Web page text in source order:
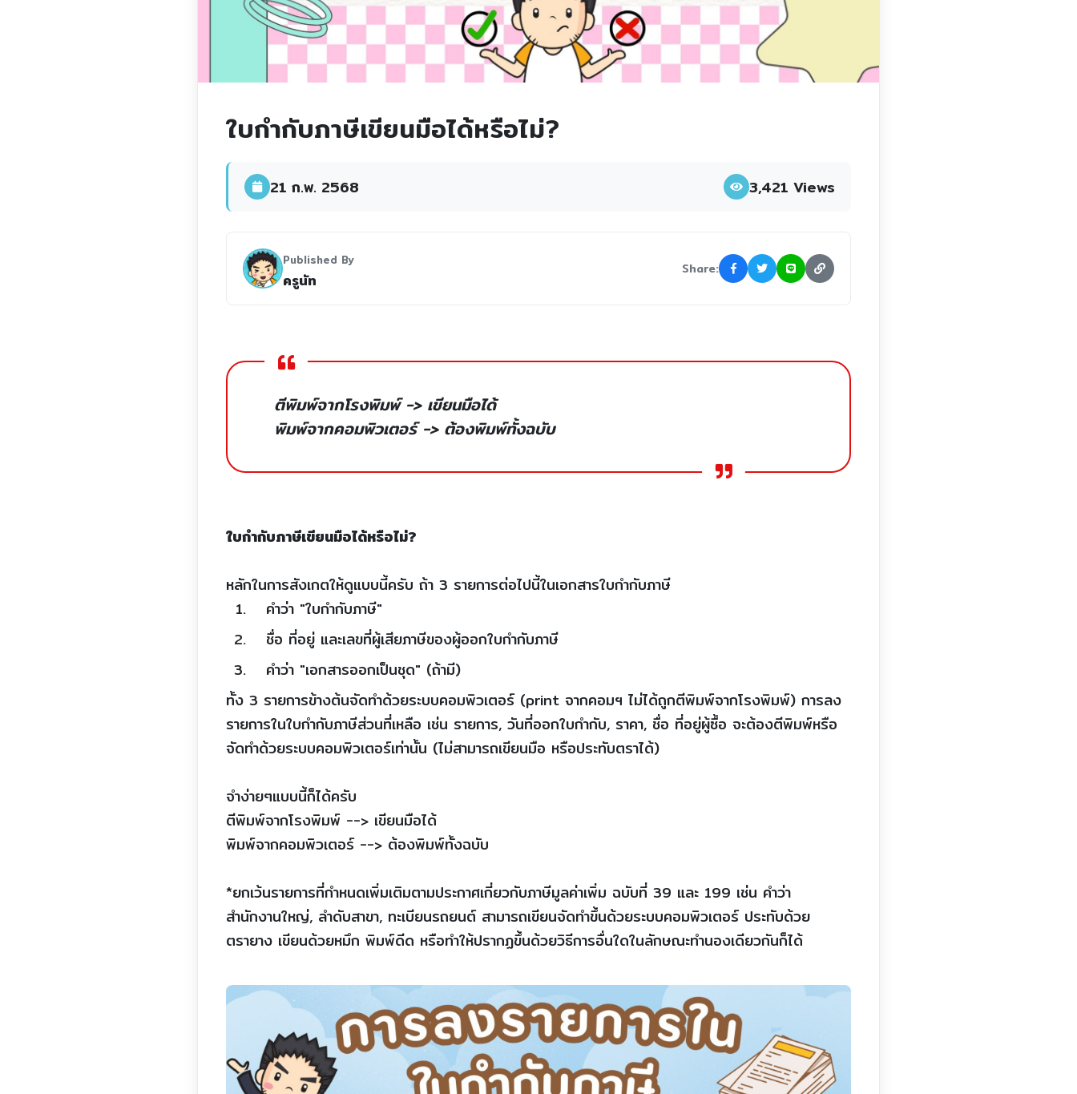
ใบกำกับภาษีเขียนมือได้หรือไม่?
21 ก.พ. 2568 3,421 Views
Published By
ครูนัท
Share:
ตีพิมพ์จากโรงพิมพ์ -> เขียนมือได้
พิมพ์จากคอมพิวเตอร์ -> ต้องพิมพ์ทั้งฉบับ
ใบกำกับภาษีเขียนมือได้หรือไม่?
หลักในการสังเกตให้ดูแบบนี้ครับ ถ้า 3 รายการต่อไปนี้ในเอกสารใบกำกับภาษี
คำว่า "ใบกำกับภาษี"
ชื่อ ที่อยู่ และเลขที่ผู้เสียภาษีของผู้ออกใบกำกับภาษี
คำว่า "เอกสารออกเป็นชุด" (ถ้ามี)
ทั้ง 3 รายการข้างต้นจัดทำด้วยระบบคอมพิวเตอร์ (print จากคอมฯ ไม่ได้ถูกตีพิมพ์จากโรงพิมพ์) การลง
รายการในใบกำกับภาษีส่วนที่เหลือ เช่น รายการ, วันที่ออกใบกำกับ, ราคา, ชื่อ ที่อยู่ผู้ซื้อ จะต้องตีพิมพ์หรือ
จัดทำด้วยระบบคอมพิวเตอร์เท่านั้น (ไม่สามารถเขียนมือ หรือประทับตราได้)
จำง่ายๆแบบนี้ก็ได้ครับ
ตีพิมพ์จากโรงพิมพ์ --> เขียนมือได้
พิมพ์จากคอมพิวเตอร์ --> ต้องพิมพ์ทั้งฉบับ
*ยกเว้นรายการที่กำหนดเพิ่มเติมตามประกาศเกี่ยวกับภาษีมูลค่าเพิ่ม ฉบับที่ 39 และ 199 เช่น คำว่า
สำนักงานใหญ่, ลำดับสาขา, ทะเบียนรถยนต์ สามารถเขียนจัดทำขึ้นด้วยระบบคอมพิวเตอร์ ประทับด้วย
ตรายาง เขียนด้วยหมึก พิมพ์ดีด หรือทำให้ปรากฏขึ้นด้วยวิธีการอื่นใดในลักษณะทำนองเดียวกันก็ได้